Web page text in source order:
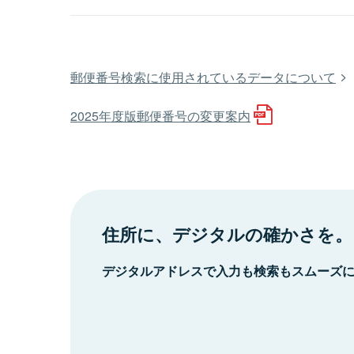
郵便番号検索に使用されているデータについて
2025年度版郵便番号の変更案内
住所に、デジタルの確かさを。
デジタルアドレスで入力も検索もスムーズ